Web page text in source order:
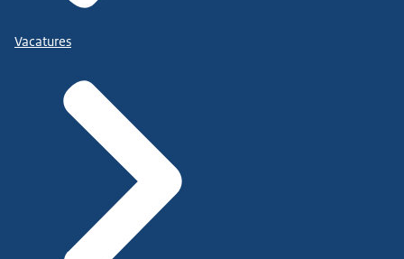
Vacatures